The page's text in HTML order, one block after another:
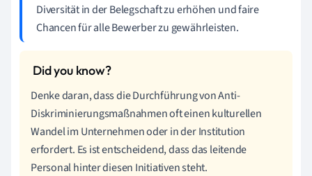
Diversität in der Belegschaft zu erhöhen und faire
Chancen für alle Bewerber zu gewährleisten.
Denke daran, dass die Durchführung von Anti-
Diskriminierungsmaßnahmen oft einen kulturellen
Wandel im Unternehmen oder in der Institution
erfordert. Es ist entscheidend, dass das leitende
Personal hinter diesen Initiativen steht.